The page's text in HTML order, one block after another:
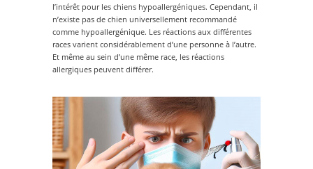
l’intérêt pour les chiens hypoallergéniques. Cependant, il
n’existe pas de chien universellement recommandé
comme hypoallergénique. Les réactions aux différentes
races varient considérablement d’une personne à l’autre.
Et même au sein d’une même race, les réactions
allergiques peuvent différer.